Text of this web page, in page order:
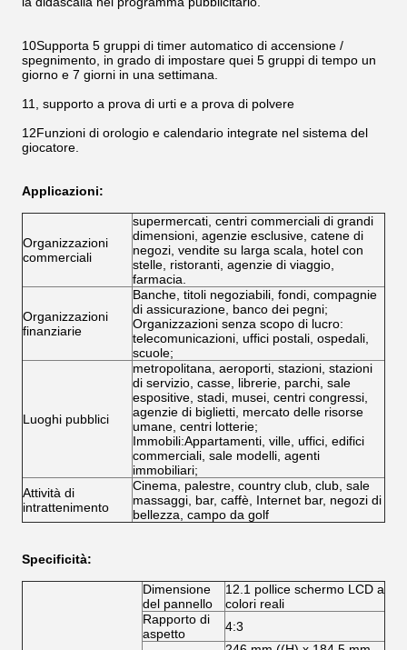
10Supporta 5 gruppi di timer automatico di accensione /
spegnimento, in grado di impostare quei 5 gruppi di tempo un
giorno e 7 giorni in una settimana.
11, supporto a prova di urti e a prova di polvere
12Funzioni di orologio e calendario integrate nel sistema del
giocatore.
Applicazioni:
Organizzazioni
commerciali
supermercati, centri commerciali di grandi
dimensioni, agenzie esclusive, catene di
negozi, vendite su larga scala, hotel con
stelle, ristoranti, agenzie di viaggio,
farmacia.
Organizzazioni
finanziarie
Banche, titoli negoziabili, fondi, compagnie
di assicurazione, banco dei pegni;
Organizzazioni senza scopo di lucro:
telecomunicazioni, uffici postali, ospedali,
scuole;
Luoghi pubblici
metropolitana, aeroporti, stazioni, stazioni
di servizio, casse, librerie, parchi, sale
espositive, stadi, musei, centri congressi,
agenzie di biglietti, mercato delle risorse
umane, centri lotterie;
Immobili:Appartamenti, ville, uffici, edifici
commerciali, sale modelli, agenti
immobiliari;
Attività di
intrattenimento
Cinema, palestre, country club, club, sale
massaggi, bar, caffè, Internet bar, negozi di
bellezza, campo da golf
Specificità:
Dimensione
del pannello
12.1 pollice schermo LCD a
colori reali
Rapporto di
aspetto
4:3